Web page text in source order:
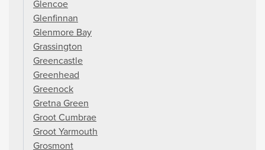
Glencoe
Glenfinnan
Glenmore Bay
Grassington
Greencastle
Greenhead
Greenock
Gretna Green
Groot Cumbrae
Groot Yarmouth
Grosmont